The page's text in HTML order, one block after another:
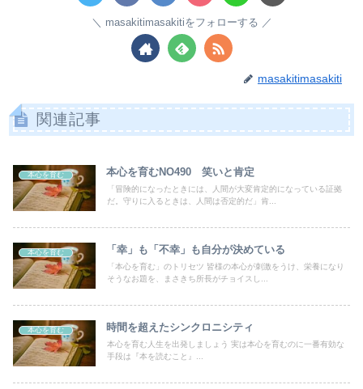
masakitimasakitiをフォローする
masakitimasakiti
関連記事
本心を育む 本心を育むNO490 笑いと肯定
「冒険的になったときには、人間が大変肯定的になっている証拠
だ。守りに入るときは、人間は否定的だ」肯...
本心を育む 「幸」も「不幸」も自分が決めている
「本心を育む」のトリセツ 皆様の本心が刺激をうけ、栄養になり
そうなお題を、まさきち所長がチョイスし...
本心を育む 時間を超えたシンクロニシティ
本心を育む人生を出発しましょう 実は本心を育むのに一番有効な
手段は『本を読むこと』...